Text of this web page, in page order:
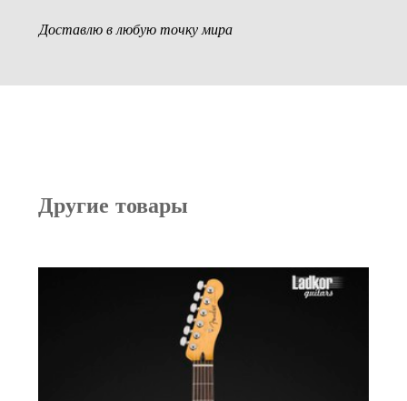
Доставлю в любую точку мира
Другие товары